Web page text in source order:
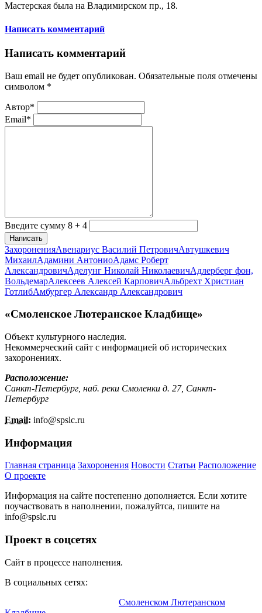
Мастерская была на Владимирском пр., 18.
Написать комментарий
Написать комментарий
Ваш email не будет опубликован. Обязательные поля отмечены
символом *
Автор*
Email*
Введите сумму 8 + 4
Написать
ЗахороненияАвенариус Василий ПетровичАвтушкевич
МихаилАдамини АнтониоАдамс Роберт
АлександровичАделунг Николай НиколаевичАдлерберг фон,
ВольдемарАлексеев Алексей КарповичАльбрехт Христиан
ГотлибАмбургер Александр Александрович
«Смоленское Лютеранское Кладбище»
Объект культурного наследия.
Некоммерческий сайт с информацией об исторических
захоронениях.
Расположение:
Санкт-Петербург, наб. реки Смоленки д. 27, Санкт-
Петербург
Email: info@spslc.ru
Информация
Главная страница Захоронения Новости Статьи Расположение
О проекте
Информация на сайте постепенно дополняется. Если хотите
поучаствовать в наполнении, пожалуйтса, пишите на
info@spslc.ru
Проект в соцсетях
Сайт в процессе наполнения.
В социальных сетях:
Смоленском Лютеранском